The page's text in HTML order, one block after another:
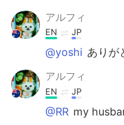
アルフィ
EN JP
@yoshi ありが
アルフィ
EN JP
@RR my